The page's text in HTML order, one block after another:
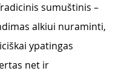
sumuštinis –
alkiui nuraminti,
ypatingas
net ir